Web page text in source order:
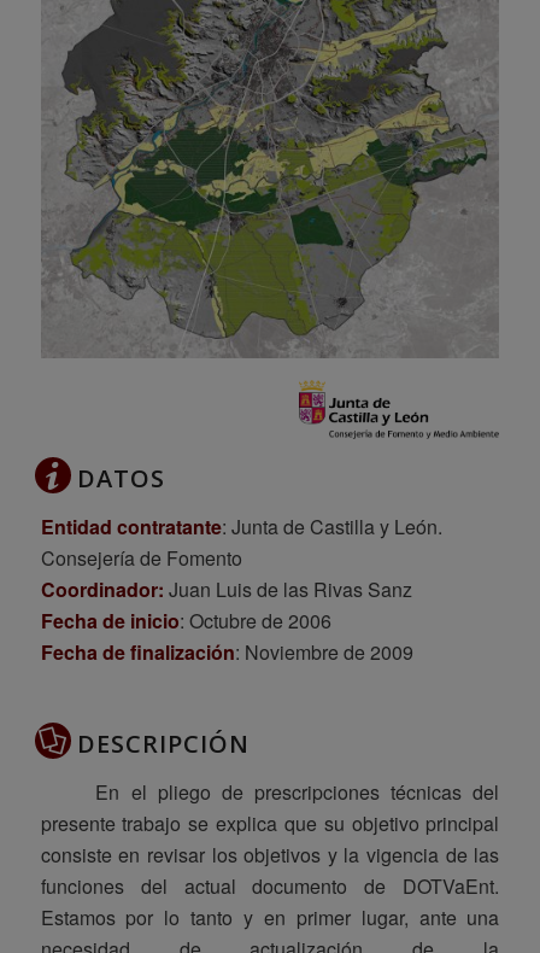
DATOS
Entidad contratante: Junta de Castilla y León.
Consejería de Fomento
Coordinador: Juan Luis de las Rivas Sanz
Fecha de inicio: Octubre de 2006
Fecha de finalización: Noviembre de 2009
DESCRIPCIÓN
En el pliego de prescripciones técnicas del
presente trabajo se explica que su objetivo principal
consiste en revisar los objetivos y la vigencia de las
funciones del actual documento de DOTVaEnt.
Estamos por lo tanto y en primer lugar, ante una